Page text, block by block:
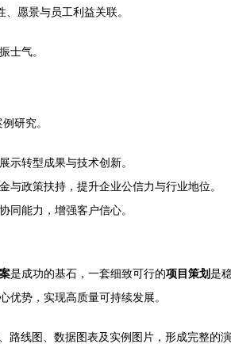
愿景与员工利益关联。
士气。
研究。
示转型成果与技术创新。
与政策扶持，提升企业公信力与行业地位。
同能力，增强客户信心。
是成功的基石，一套细致可行的项目策划是
优势，实现高质量可持续发展。
路线图、数据图表及实例图片，形成完整的